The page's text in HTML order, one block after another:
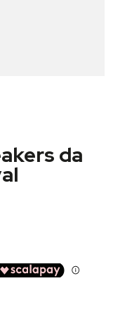
da